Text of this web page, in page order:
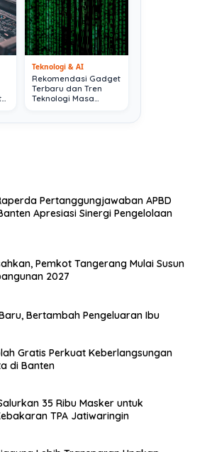
Teknologi & AI
Rekomendasi Gadget
Terbaru dan Tren
Teknologi Masa
Pertanggungjawaban APBD
Apresiasi Sinergi Pengelolaan
Pemkot Tangerang Mulai Susun
2027
Bertambah Pengeluaran Ibu
Gratis Perkuat Keberlangsungan
di Banten
35 Ribu Masker untuk
TPA Jatiwaringin